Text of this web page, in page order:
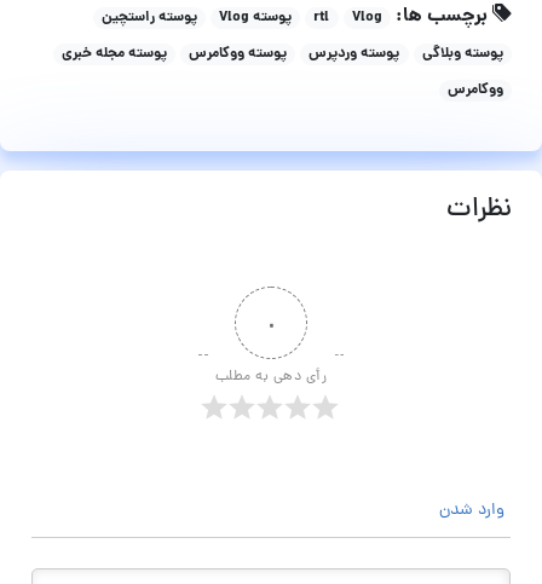
برچسب ها: Vlog
rtl پوسته Vlog
پوسته راستچین
پوسته وبلاگی
پوسته وردپرس پوسته ووکامرس
پوسته مجله خبری
ووکامرس
نظرات
۰
رأی دهی به مطلب
وارد شدن